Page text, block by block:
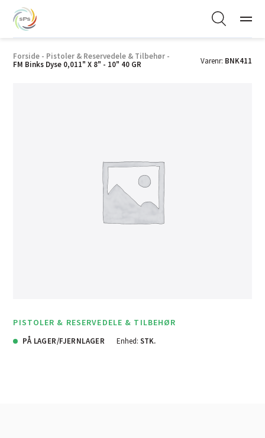
Forside - Pistoler & Reservedele & Tilbehør -
FM Binks Dyse 0,011" X 8" - 10" 40 GR
Varenr: BNK411
PISTOLER & RESERVEDELE & TILBEHØR
PÅ LAGER/FJERNLAGER Enhed: STK.